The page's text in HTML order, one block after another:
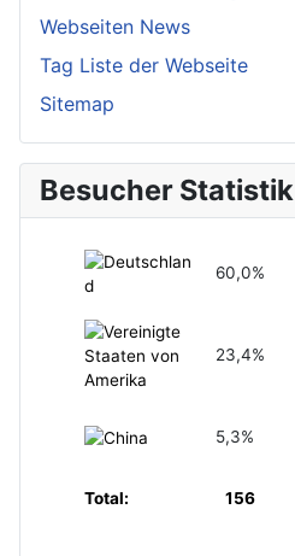
Webseiten News
Tag Liste der Webseite
Sitemap
Besucher Statistik
60,0%
23,4%
5,3%
Total: 156